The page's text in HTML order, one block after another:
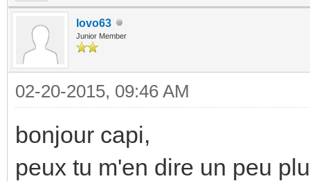
lovo63
Junior Member
02-20-2015, 09:46 AM
bonjour capi,
peux tu m'en dire un peu